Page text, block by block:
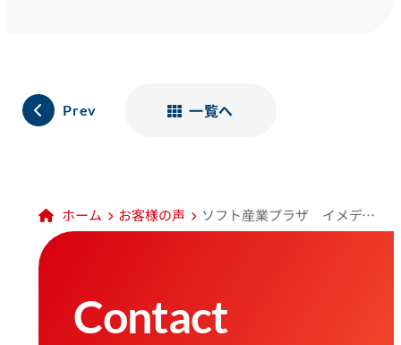
Prev 一覧へ
ホーム お客様の声 ソフト産業プラザ イメディオ様
Contact